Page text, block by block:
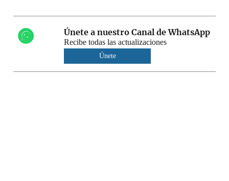
Únete a nuestro Canal de WhatsApp
Recibe todas las actualizaciones
Únete